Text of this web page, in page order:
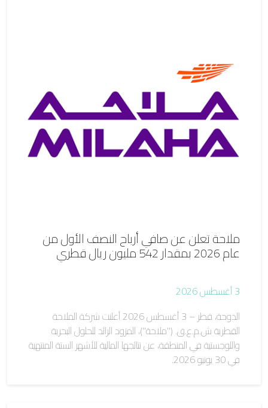
ملاحة تعلن عن صافي أرباح النصف الأول من
عام 2026 بمقدار 542 مليون ريال قطري
3 أغسطس 2026
الدوحة، قطر – 3 أغسطس 2026 أعلنت شركة الملاحة
القطرية ش.م.ع.ق. ("ملاحة")، المزود الرائد للحلول البحرية
واللوجستية في المنطقة، عن نتائجها المالية للأشهر الستة المنتهية
في 30 يونيو 2026.